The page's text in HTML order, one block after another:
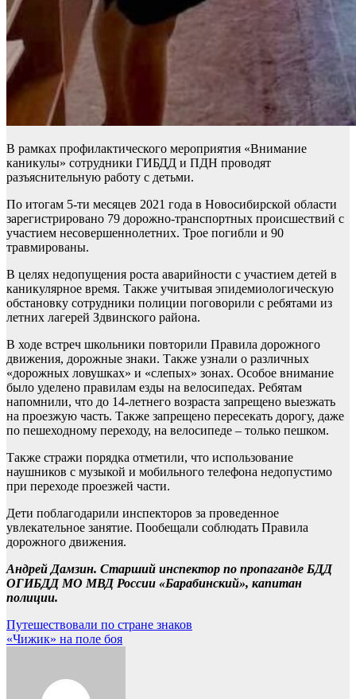
В рамках профилактического мероприятия «Внимание
каникулы» сотрудники ГИБДД и ПДН проводят
разъяснительную работу с детьми.
По итогам 5-ти месяцев 2021 года в Новосибирской области
зарегистрировано 79 дорожно-транспортных происшествий с
участием несовершеннолетних. Трое погибли и 90
травмированы.
В целях недопущения роста аварийности с участием детей в
каникулярное время. Также учитывая эпидемиологическую
обстановку сотрудники полиции поговорили с ребятами из
летних лагерей Здвинского района.
В ходе встреч школьники повторили Правила дорожного
движения, дорожные знаки. Также узнали о различных
«дорожных ловушках» и «слепых» зонах. Особое внимание
было уделено правилам езды на велосипедах. Ребятам
напомнили, что до 14-летнего возраста запрещено выезжать
на проезжую часть. Также запрещено пересекать дорогу, даже
по пешеходному переходу, на велосипеде – только пешком.
Также стражи порядка отметили, что использование
наушников с музыкой и мобильного телефона недопустимо
при переходе проезжей части.
Дети поблагодарили инспекторов за проведенное
увлекательное занятие. Пообещали соблюдать Правила
дорожного движения.
Андрей Дамзин. Старший инспектор по пропаганде БДД
ОГИБДД МО МВД России «Барабинский», капитан
полиции.
Навигация
по
Путешествовали по стране знаков
«Чижик» на поле боя